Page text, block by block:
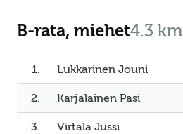
B-rata, miehet4.3 km
1. Lukkarinen Jouni
2. Karjalainen Pasi
3. Virtala Jussi